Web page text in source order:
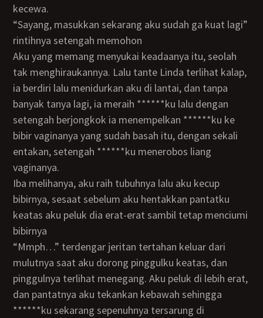
kecewa.
“Sayang, masukkan sekarang aku sudah ga kuat lagi”
rintihnya setengah memohon
Aku yang memang menyukai keadaanya itu, seolah
tak menghiraukannya. Lalu tante Linda terlihat kalap,
ia berdiri lalu menidurkan aku di lantai, dan tanpa
banyak tanya lagi, ia meraih ******ku lalu dengan
setengah berjongkok ia menempelkan ******ku ke
bibir vaginanya yang sudah basah itu, dengan sekali
entakan, setengah ******ku menerobos liang
vaginanya.
Iba melihanya, aku raih tubuhnya lalu aku kecup
bibirnya, sesaat sebelum aku hentakkan pantatku
keatas aku peluk dia erat-erat sambil tetap menciumi
bibirnya
“Mmph…” terdengar jeritan tertahan keluar dari
mulutnya saat aku dorong pinggulku keatas, dan
pinggulnya terlihat menegang. Aku peluk di lebih erat,
dan pantatnya aku tekankan kebawah sehingga
******ku sekarang sepenuhnya tersarung di